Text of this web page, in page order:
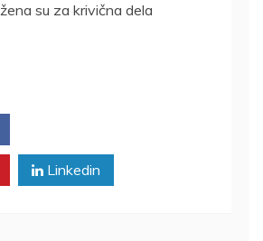
su za krivična dela
Linkedin